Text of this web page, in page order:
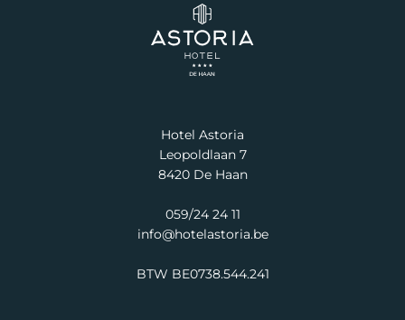
Hotel Astoria
Leopoldlaan 7
8420 De Haan
059/24 24 11
info@hotelastoria.be
BTW BE0738.544.241